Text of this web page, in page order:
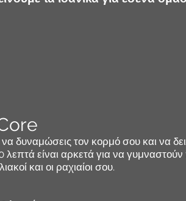
δυναμώσεις τον κορμό σου και να
είναι αρκετά για να γυμναστούν
και οι ραχιαίοι σου.